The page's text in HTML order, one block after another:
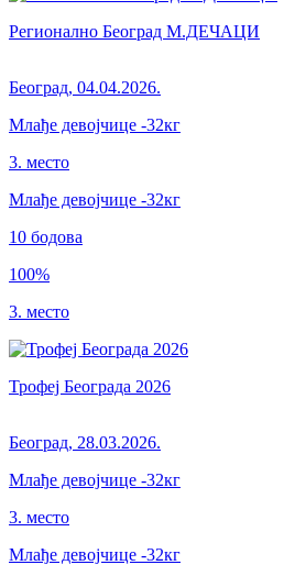
Регионално Београд М.ДЕЧАЦИ
Београд, 04.04.2026.
Млађе девојчице -32кг
3. место
Млађе девојчице -32кг
10 бодова
100%
3. место
Трофеј Београда 2026
Београд, 28.03.2026.
Млађе девојчице -32кг
3. место
Млађе девојчице -32кг